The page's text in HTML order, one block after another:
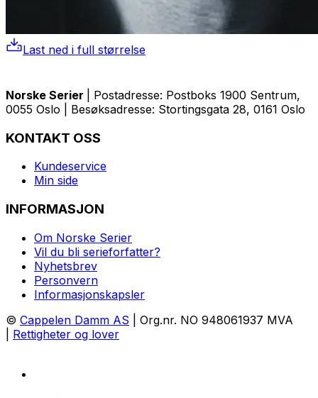
Last ned i full størrelse
Norske Serier
| Postadresse: Postboks 1900 Sentrum,
0055 Oslo | Besøksadresse: Stortingsgata 28, 0161 Oslo
KONTAKT OSS
Kundeservice
Min side
INFORMASJON
Om Norske Serier
Vil du bli serieforfatter?
Nyhetsbrev
Personvern
Informasjonskapsler
© Cappelen Damm AS | Org.nr. NO 948061937 MVA
Rettigheter og lover